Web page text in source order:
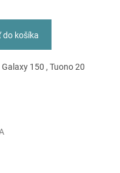
do košíka
150 , Tuono 20